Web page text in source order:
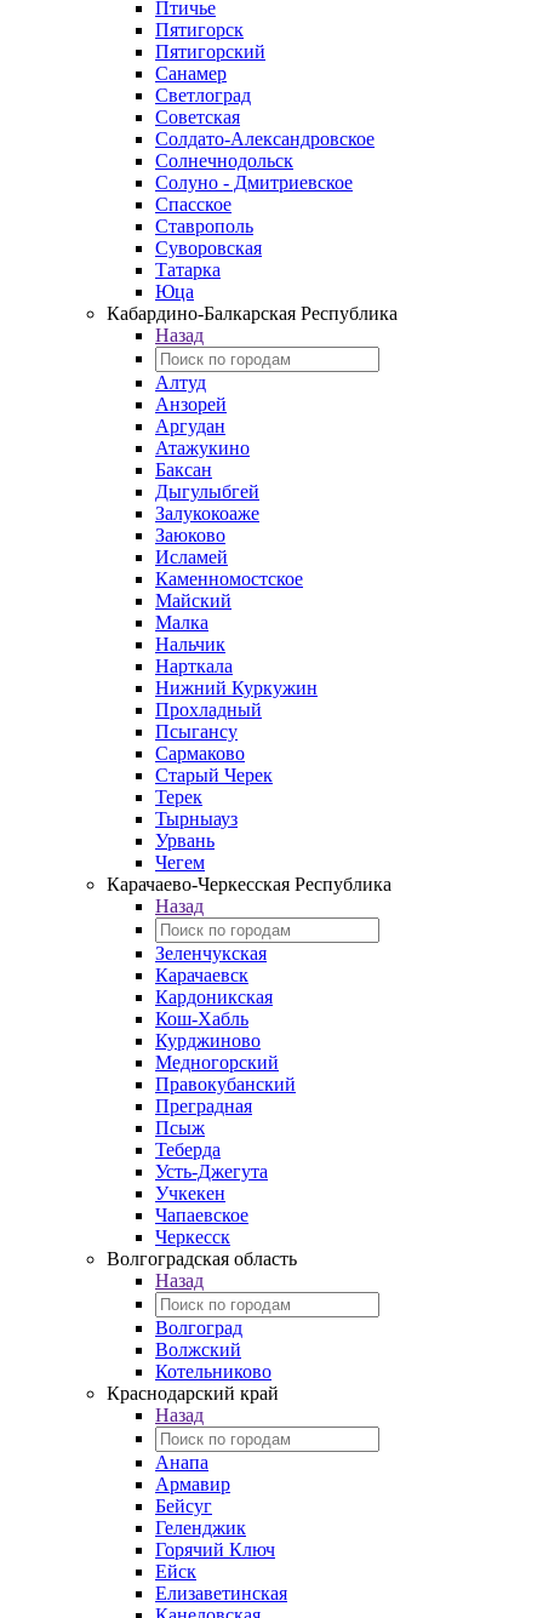
Птичье
Пятигорск
Пятигорский
Санамер
Светлоград
Советская
Солдато-Александровское
Солнечнодольск
Солуно - Дмитриевское
Спасское
Ставрополь
Суворовская
Татарка
Юца
Кабардино‑Балкарская Республика
Назад
Алтуд
Анзорей
Аргудан
Атажукино
Баксан
Дыгулыбгей
Залукокоаже
Заюково
Исламей
Каменномостское
Майский
Малка
Нальчик
Нарткала
Нижний Куркужин
Прохладный
Псыгансу
Сармаково
Старый Черек
Терек
Тырныауз
Урвань
Чегем
Карачаево-Черкесская Республика
Назад
Зеленчукская
Карачаевск
Кардоникская
Кош-Хабль
Курджиново
Медногорский
Правокубанский
Преградная
Псыж
Теберда
Усть-Джегута
Учкекен
Чапаевское
Черкесск
Волгоградская область
Назад
Волгоград
Волжский
Котельниково
Краснодарский край
Назад
Анапа
Армавир
Бейсуг
Геленджик
Горячий Ключ
Ейск
Елизаветинская